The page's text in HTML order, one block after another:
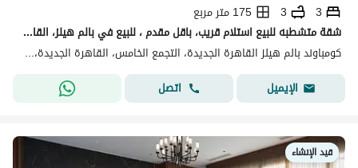
3
3
175 متر مربع
شقة متشطبه للبيع استلام قريب، باقل مقدم ، للبيع في بالم هيلز، القاهرة الجديدة
كومباوند بالم هيلز القاهرة الجديدة، التجمع الخامس، القاهرة الجديدة، القاهرة
الإيميل
اتصل
قيد الإنشاء